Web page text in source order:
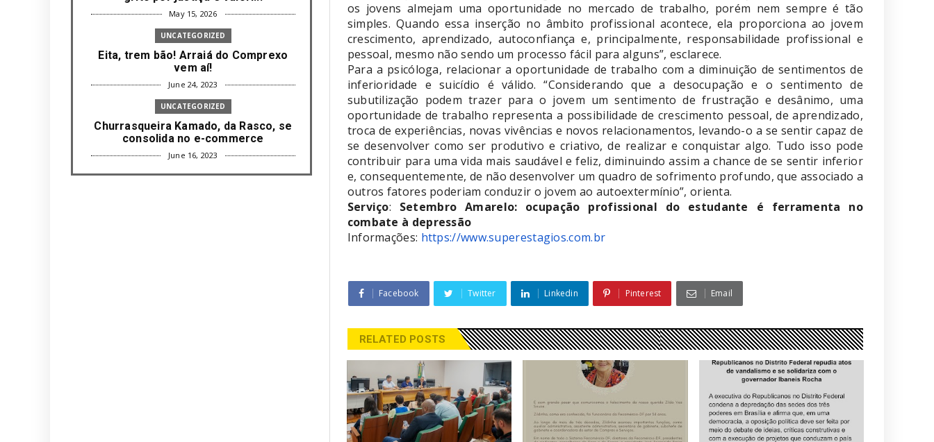
os jovens almejam uma oportunidade no mercado de trabalho, porém nem sempre é tão
simples. Quando essa inserção no âmbito profissional acontece, ela proporciona ao jovem
crescimento, aprendizado, autoconfiança e, principalmente, responsabilidade profissional e
pessoal, mesmo não sendo um processo fácil para alguns”, esclarece.
Para a psicóloga, relacionar a oportunidade de trabalho com a diminuição de sentimentos de
inferioridade e suicídio é válido. “Considerando que a desocupação e o sentimento de
subutilização podem trazer para o jovem um sentimento de frustração e desânimo, uma
oportunidade de trabalho representa a possibilidade de crescimento pessoal, de aprendizado,
troca de experiências, novas vivências e novos relacionamentos, levando-o a se sentir capaz de
se desenvolver como ser produtivo e criativo, de realizar e conquistar algo. Tudo isso pode
contribuir para uma vida mais saudável e feliz, diminuindo assim a chance de se sentir inferior
e, consequentemente, de não desenvolver um quadro de sofrimento profundo, que associado a
outros fatores poderiam conduzir o jovem ao autoextermínio”, orienta.
Serviço: Setembro Amarelo: ocupação profissional do estudante é ferramenta no
combate à depressão
Informações: https://www.superestagios.com.br
Facebook Twitter Linkedin Pinterest Email
RELATED POSTS
May 15, 2026
UNCATEGORIZED
Eita, trem bão! Arraiá do Comprexo
vem aí!
June 24, 2023
UNCATEGORIZED
Churrasqueira Kamado, da Rasco, se
consolida no e-commerce
June 16, 2023
UNCATEGORIZED